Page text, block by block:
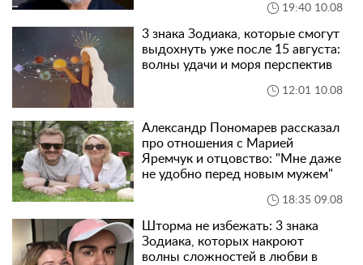
19:40 10.08
3 знака Зодиака, которые смогут
выдохнуть уже после 15 августа:
волны удачи и моря перспектив
12:01 10.08
Александр Пономарев рассказал
про отношения с Марией
Яремчук и отцовство: "Мне даже
не удобно перед новым мужем"
18:35 09.08
Шторма не избежать: 3 знака
Зодиака, которых накроют
волны сложностей в любви в